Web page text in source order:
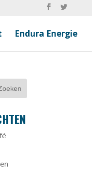
Endura Energie